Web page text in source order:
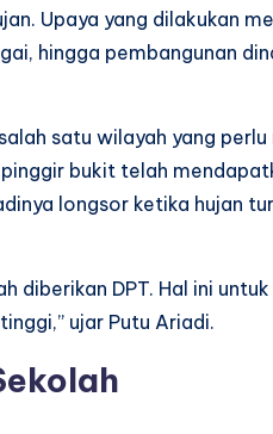
Upaya yang dilakukan
hingga pembangunan
satu wilayah yang
bukit telah
longsor ketika hujan
diberikan DPT. Hal ini
ujar Putu Ariadi.